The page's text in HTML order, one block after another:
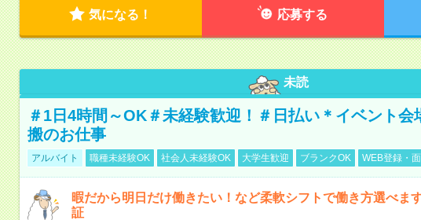
気になる！ 応募する
未読
＃1日4時間～OK＃未経験歓迎！＃日払い＊イベント会
搬のお仕事
アルバイト 職種未経験OK 社会人未経験OK 大学生歓迎 ブランクOK WEB登録・
暇だから明日だけ働きたい！など柔軟シフトで働き方選べま
証